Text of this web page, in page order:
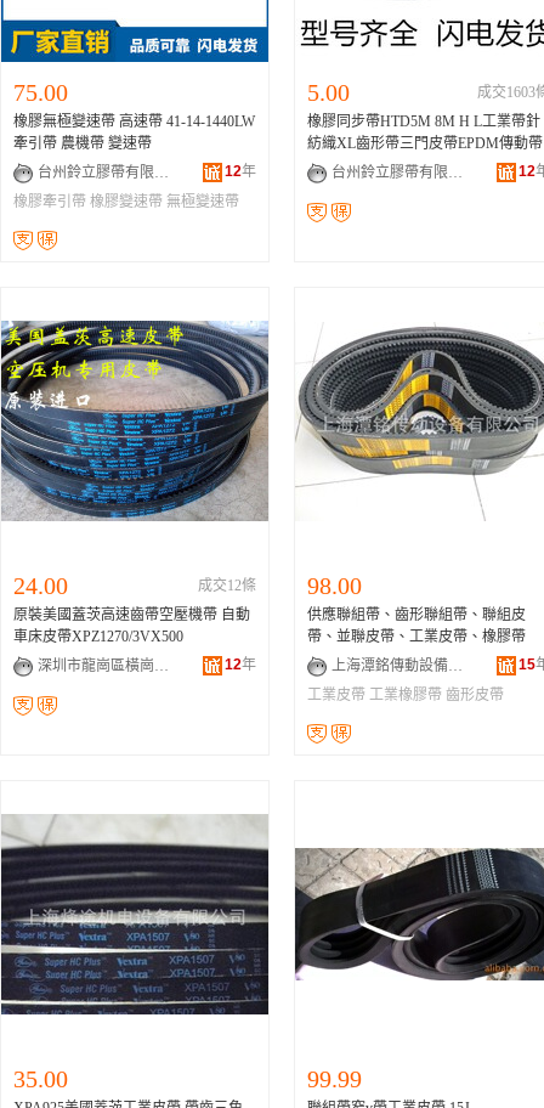
75.00
橡膠無極變速帶 高速帶 41-14-1440LW
牽引帶 農機帶 變速帶
台州鈴立膠帶有限公司
12年
橡膠牽引帶 橡膠變速帶 無極變速帶
5.00
成交1603
橡膠同步帶HTD5M 8M H L工業帶針
紡織XL齒形帶三門皮帶EPDM傳動帶
台州鈴立膠帶有限公司
12
24.00
成交12條
原裝美國蓋茨高速齒帶空壓機帶 自動
車床皮帶XPZ1270/3VX500
深圳市龍崗區橫崗中凱天誠橡膠制品商行
12年
98.00
供應聯組帶、齒形聯組帶、聯組皮
帶、並聯皮帶、工業皮帶、橡膠帶
上海潭銘傳動設備有限公司
15
工業皮帶 工業橡膠帶 齒形皮帶
35.00 99.99